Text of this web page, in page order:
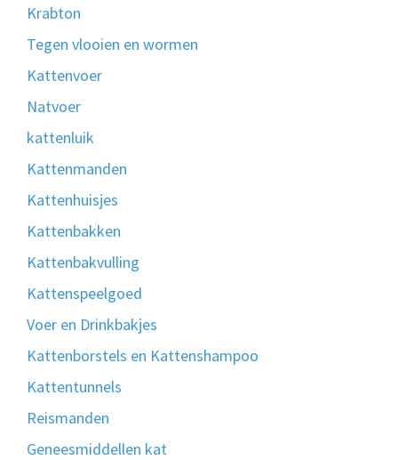
Krabton
Tegen vlooien en wormen
Kattenvoer
Natvoer
kattenluik
Kattenmanden
Kattenhuisjes
Kattenbakken
Kattenbakvulling
Kattenspeelgoed
Voer en Drinkbakjes
Kattenborstels en Kattenshampoo
Kattentunnels
Reismanden
Geneesmiddellen kat